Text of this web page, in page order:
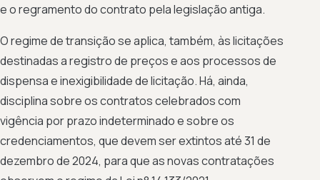
e o regramento do contrato pela legislação antiga.
O regime de transição se aplica, também, às licitações
destinadas a registro de preços e aos processos de
dispensa e inexigibilidade de licitação. Há, ainda,
disciplina sobre os contratos celebrados com
vigência por prazo indeterminado e sobre os
credenciamentos, que devem ser extintos até 31 de
dezembro de 2024, para que as novas contratações